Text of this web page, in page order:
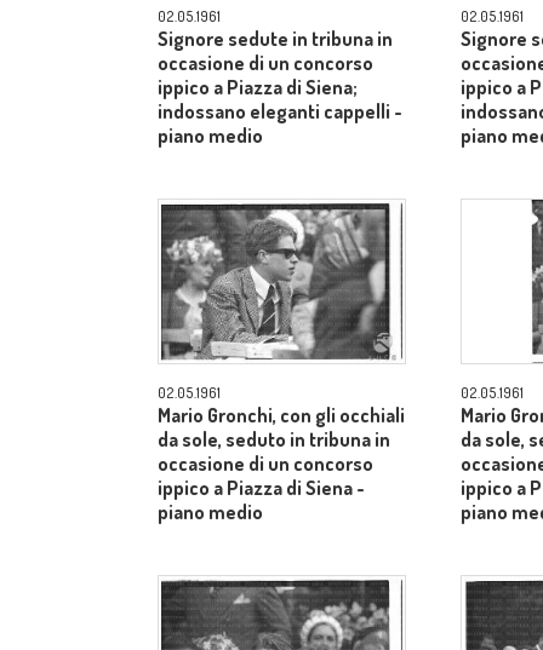
02.05.1961
Signore sedute in tribuna in
occasione di un concorso
ippico a Piazza di Siena;
indossano eleganti cappelli -
piano medio
02.05.1961
Signore
ippico a
piano
02.05.1961
Mario Gronchi, con gli occhiali
da sole, seduto in tribuna in
occasione di un concorso
ippico a Piazza di Siena -
piano medio
02.05.1961
Mario
da sole,
ippico a
piano